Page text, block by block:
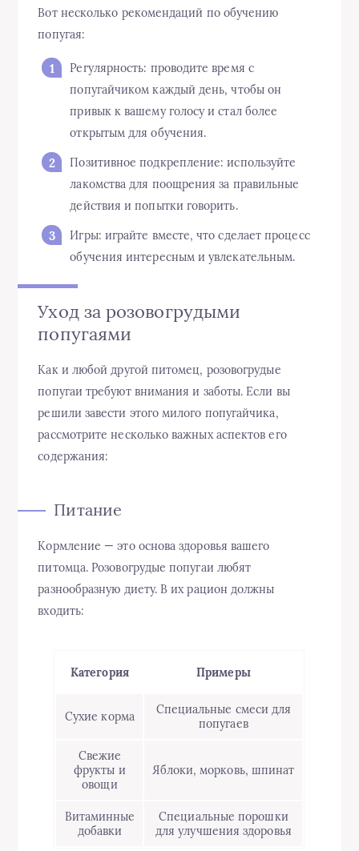
Вот несколько рекомендаций по обучению
попугая:
Регулярность: проводите время с
попугайчиком каждый день, чтобы он
привык к вашему голосу и стал более
открытым для обучения.
Позитивное подкрепление: используйте
лакомства для поощрения за правильные
действия и попытки говорить.
Игры: играйте вместе, что сделает процесс
обучения интересным и увлекательным.
Уход за розовогрудыми
попугаями
Как и любой другой питомец, розовогрудые
попугаи требуют внимания и заботы. Если вы
решили завести этого милого попугайчика,
рассмотрите несколько важных аспектов его
содержания:
Питание
Кормление — это основа здоровья вашего
питомца. Розовогрудые попугаи любят
разнообразную диету. В их рацион должны
входить:
Категория Примеры
Сухие корма
Специальные смеси для
попугаев
Свежие
фрукты и
овощи
Яблоки, морковь, шпинат
Витаминные
добавки
Специальные порошки
для улучшения здоровья